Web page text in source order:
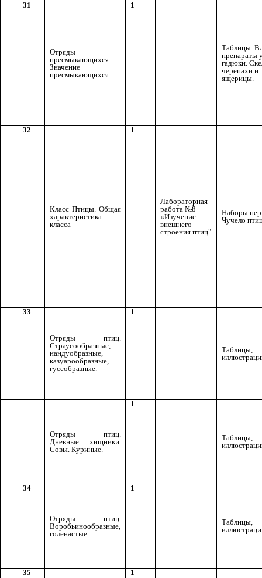
31
Отряды
пресмыкающихся.
Значение
пресмыкающихся
1
Таблицы.
препараты
гадюки.
черепахи и
ящерицы.
32
Класс Птицы. Общая
характеристика
класса
1
Лабораторная
работа №8
«Изучение
внешнего
строения птиц"
Наборы
Чучело
33
Отряды птиц.
Страусообразные,
нандуобразные,
казуарообразные,
гусеобразные.
1
Таблицы,
Отряды птиц.
Дневные хищники.
Совы. Куриные.
1
Таблицы,
34
Отряды птиц.
Воробьинообразные,
голенастые.
1
Таблицы,
35 1